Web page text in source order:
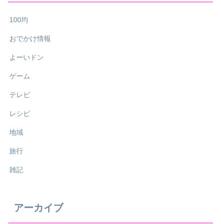
100均
おでかけ情報
よーいドン
ゲーム
テレビ
レシピ
地域
旅行
雑記
アーカイブ